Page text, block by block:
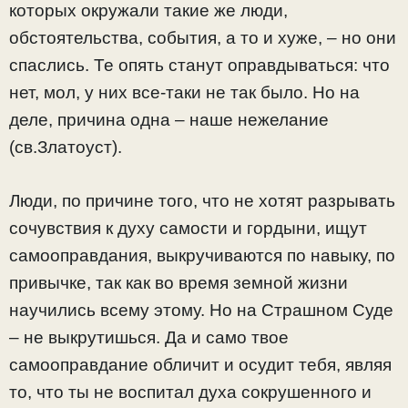
которых окружали такие же люди,
обстоятельства, события, а то и хуже, – но они
спаслись. Те опять станут оправдываться: что
нет, мол, у них все-таки не так было. Но на
деле, причина одна – наше нежелание
(св.Златоуст).
Люди, по причине того, что не хотят разрывать
сочувствия к духу самости и гордыни, ищут
самооправдания, выкручиваются по навыку, по
привычке, так как во время земной жизни
научились всему этому. Но на Страшном Суде
– не выкрутишься. Да и само твое
самооправдание обличит и осудит тебя, являя
то, что ты не воспитал духа сокрушенного и